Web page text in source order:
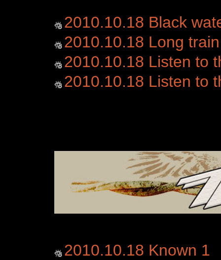
2010.10.18 Black
2010.10.18 Long
2010.10.18 Listen to
2010.10.18 Listen to
2010.10.18 Known 1